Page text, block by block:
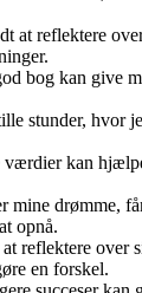
at reflektere
bog kan give
stunder, hvor
værdier kan
mine drømme,
opnå.
reflektere over
en forskel.